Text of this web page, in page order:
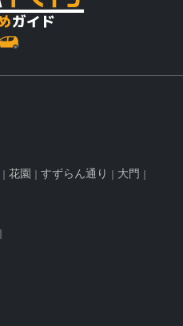
花園 すずらん通り
大門